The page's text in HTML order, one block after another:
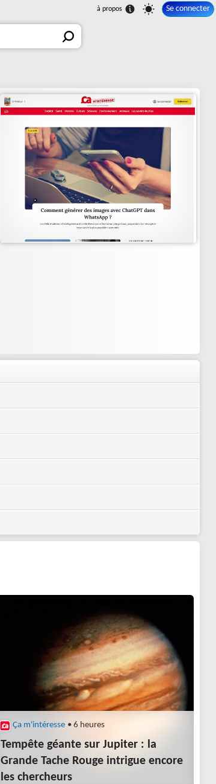
Se connecter
Ça m'intéresse • 6 heures
Tempête géante sur Jupiter : la
Grande Tache Rouge intrigue encore
les chercheurs